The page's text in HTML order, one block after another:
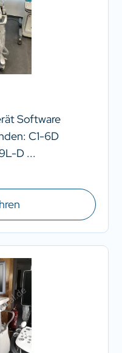
Software
C1-6D
D ...